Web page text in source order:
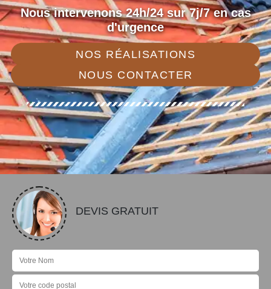
Nous intervenons 24h/24 sur 7j/7 en cas
d'urgence
NOS RÉALISATIONS
NOUS CONTACTER
DEVIS GRATUIT